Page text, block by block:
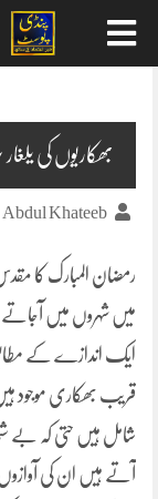
بھکاریوں کی
Abdul Khateeb
رمضان المبارک کا
میں شہروں میں آجاتے
ایک اندازے کے مطابق
قریب بھکاری موجود
شامل ہیں حتی کہ بے
آتے ہیں ان کی